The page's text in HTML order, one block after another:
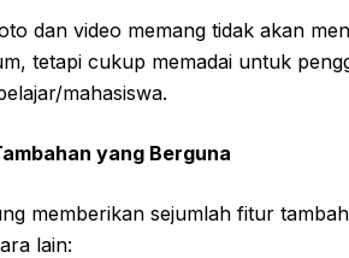
dan video memang tidak akan
tetapi cukup memadai untuk
mahasiswa.
yang Berguna
memberikan sejumlah fitur
lain: